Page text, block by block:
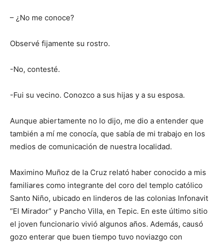
– ¿No me conoce?
Observé fijamente su rostro.
-No, contesté.
-Fui su vecino. Conozco a sus hijas y a su esposa.
Aunque abiertamente no lo dijo, me dio a entender que
también a mí me conocía, que sabía de mi trabajo en los
medios de comunicación de nuestra localidad.
Maximino Muñoz de la Cruz relató haber conocido a mis
familiares como integrante del coro del templo católico
Santo Niño, ubicado en linderos de las colonias Infonavit
“El Mirador” y Pancho Villa, en Tepic. En este último sitio
el joven funcionario vivió algunos años. Además, causó
gozo enterar que buen tiempo tuvo noviazgo con